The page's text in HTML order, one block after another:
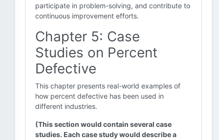
participate in problem-solving, and contribute to
continuous improvement efforts.
Chapter 5: Case
Studies on Percent
Defective
This chapter presents real-world examples of
how percent defective has been used in
different industries.
(This section would contain several case
studies. Each case study would describe a